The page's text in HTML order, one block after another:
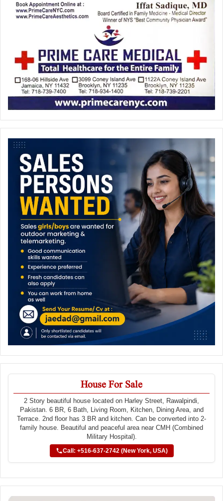
House For Sale
2 Story beautiful house located on Harley Street, Rawalpindi,
Pakistan. 6 BR, 6 Bath, Living Room, Kitchen, Dining Area, and
Terrace. 2nd floor has 3 BR and kitchen. Can be converted into 2-
family house. Beautiful and peaceful area near CMH (Combined
Military Hospital).
Call: +516-637-2742 (New York, USA)